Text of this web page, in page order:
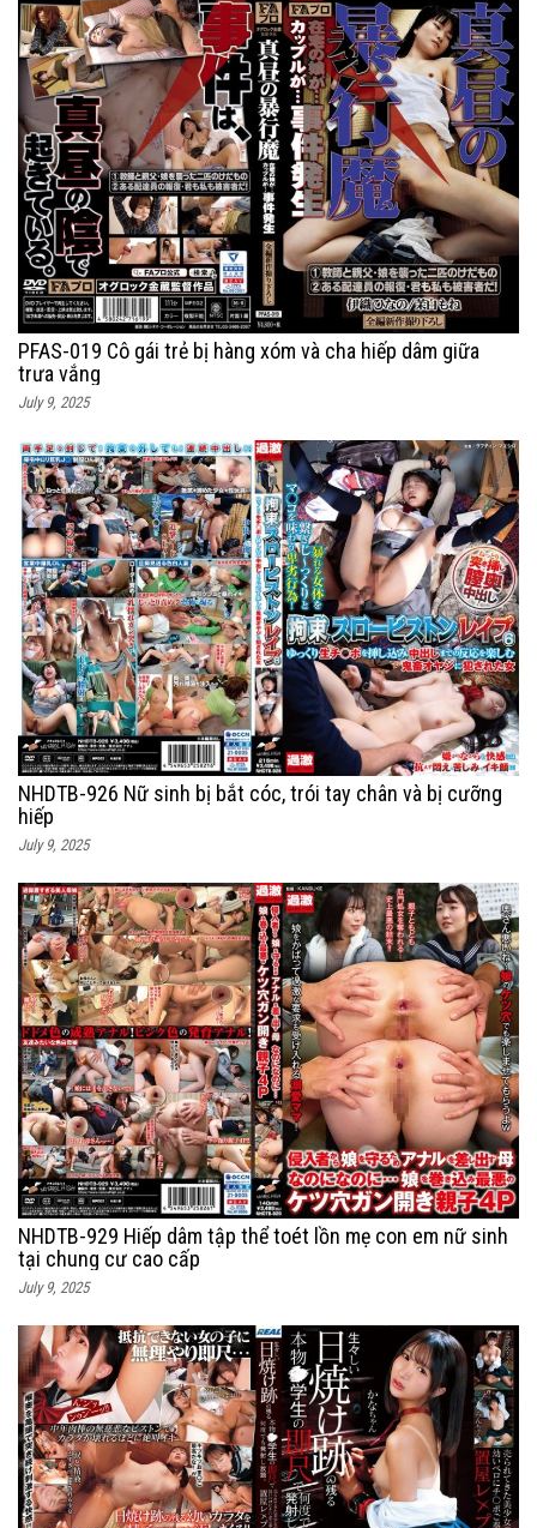
PFAS-019 Cô gái trẻ bị hàng xóm và cha hiếp dâm giữa
trưa vắng
July 9, 2025
NHDTB-926 Nữ sinh bị bắt cóc, trói tay chân và bị cưỡng
hiếp
July 9, 2025
NHDTB-929 Hiếp dâm tập thể toét lồn mẹ con em nữ sinh
tại chung cư cao cấp
July 9, 2025